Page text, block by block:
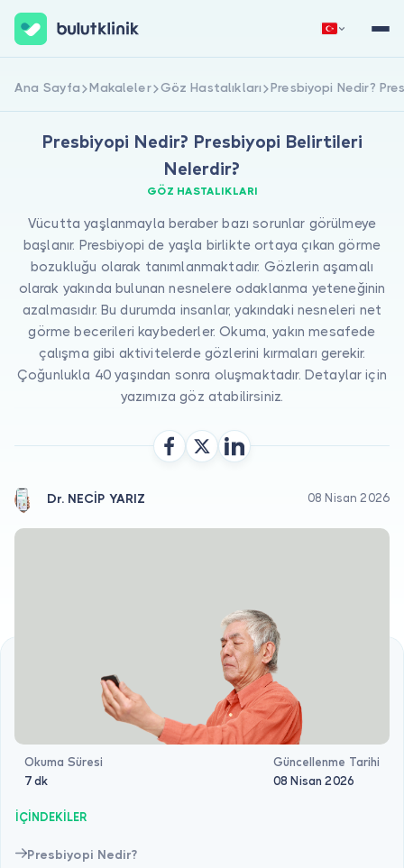
Hakkımızda
Hastalar için
Doktorlar için
Doktor musunuz?
Hemen Kaydol Giriş Yap
Ana Sayfa Makaleler Göz Hastalıkları Presbiyopi Nedir?
Presbiyopi Nedir? Presbiyopi Belirtileri
Nelerdir?
GÖZ HASTALIKLARI
Vücutta yaşlanmayla beraber bazı sorunlar görülmeye
başlanır. Presbiyopi de yaşla birlikte ortaya çıkan görme
bozukluğu olarak tanımlanmaktadır. Gözlerin aşamalı
olarak yakında bulunan nesnelere odaklanma yeteneğinin
azalmasıdır. Bu durumda insanlar, yakındaki nesneleri net
görme becerileri kaybederler. Okuma, yakın mesafede
çalışma gibi aktivitelerde gözlerini kırmaları gerekir.
Çoğunlukla 40 yaşından sonra oluşmaktadır. Detaylar için
yazımıza göz atabilirsiniz.
Dr. NECİP YARIZ 08 Nisan 2026
Okuma Süresi
7 dk
Güncellenme Tarihi
08 Nisan 2026
İÇİNDEKİLER
Presbiyopi Nedir?